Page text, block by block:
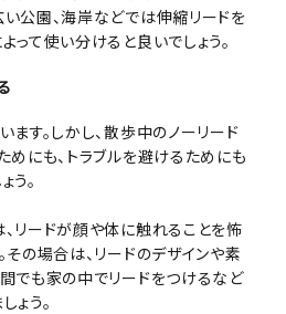
公園、海岸などでは伸縮リードを
って使い分けると良いでしょう。
ます。しかし、散歩中のノーリード
めにも、トラブルを避けるためにも
う。
リードが顔や体に触れることを怖
その場合は、リードのデザインや素
でも家の中でリードをつけるなど
ょう。